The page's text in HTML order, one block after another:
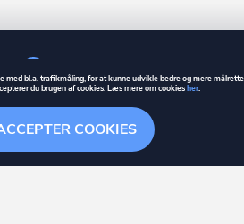
Menu
tilhørende ownr ApS – CVR nr.: 36 40 88
26. 2., 2600 Glostrup, info@ownr.dk
COOKIES
med bl.a. trafikmåling, for at kunne udvikle bedre og mere
du brugen af cookies. Læs mere om cookiesher.